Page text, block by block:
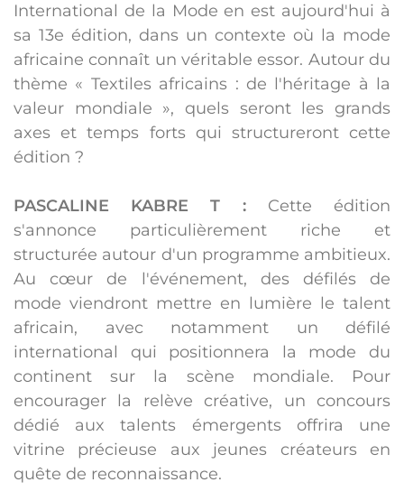
International de la Mode en est aujourd'hui à
sa 13e édition, dans un contexte où la mode
africaine connaît un véritable essor. Autour du
thème « Textiles africains : de l'héritage à la
valeur mondiale », quels seront les grands
axes et temps forts qui structureront cette
édition ?
PASCALINE KABRE T :Cette édition
s'annonce particulièrement riche et
structurée autour d'un programme ambitieux.
Au cœur de l'événement, des défilés de
mode viendront mettre en lumière le talent
africain, avec notamment un défilé
international qui positionnera la mode du
continent sur la scène mondiale. Pour
encourager la relève créative, un concours
dédié aux talents émergentsoffrira une
vitrine précieuse aux jeunes créateurs en
quête de reconnaissance.